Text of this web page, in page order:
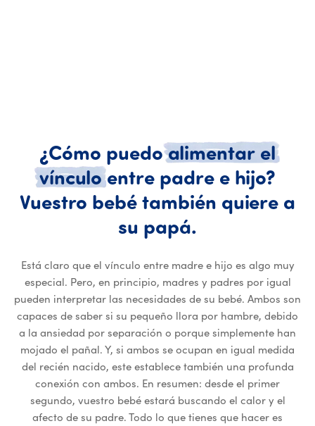
¿Cómo puedo alimentar el
vínculo entre padre e hijo?
Vuestro bebé también quiere a
su papá.
Está claro que el vínculo entre madre e hijo es algo muy
especial. Pero, en principio, madres y padres por igual
pueden interpretar las necesidades de su bebé. Ambos son
capaces de saber si su pequeño llora por hambre, debido
a la ansiedad por separación o porque simplemente han
mojado el pañal. Y, si ambos se ocupan en igual medida
del recién nacido, este establece también una profunda
conexión con ambos. En resumen: desde el primer
segundo, vuestro bebé estará buscando el calor y el
afecto de su padre. Todo lo que tienes que hacer es